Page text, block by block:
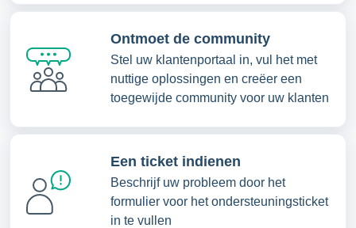
Ontmoet de community
Stel uw klantenportaal in, vul het met
nuttige oplossingen en creëer een
toegewijde community voor uw klanten
Een ticket indienen
Beschrijf uw probleem door het
formulier voor het ondersteuningsticket
in te vullen